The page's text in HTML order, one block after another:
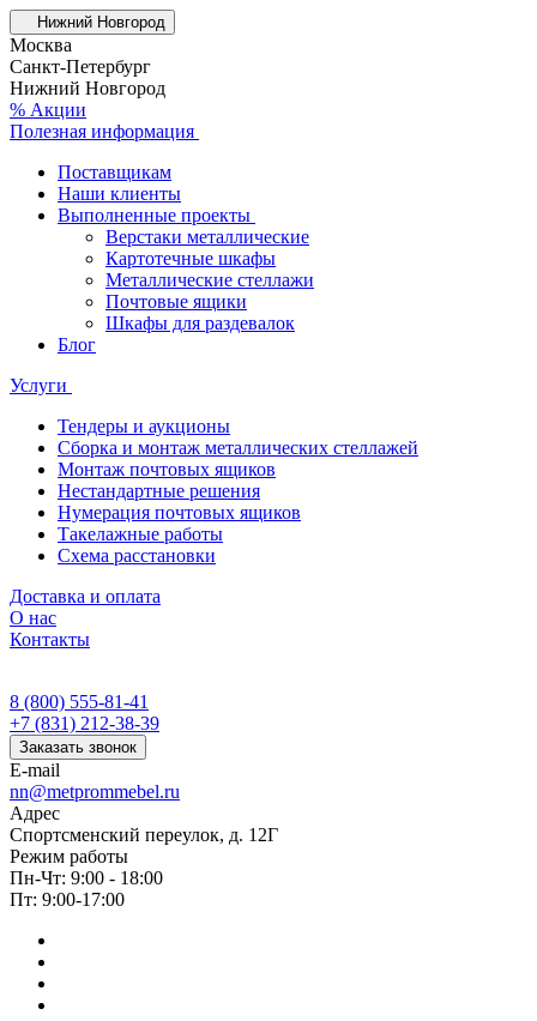
Нижний Новгород
Москва
Санкт-Петербург
Нижний Новгород
% Акции
Полезная информация
Поставщикам
Наши клиенты
Выполненные проекты
Верстаки металлические
Картотечные шкафы
Металлические стеллажи
Почтовые ящики
Шкафы для раздевалок
Блог
Услуги
Тендеры и аукционы
Сборка и монтаж металлических стеллажей
Монтаж почтовых ящиков
Нестандартные решения
Нумерация почтовых ящиков
Такелажные работы
Схема расстановки
Доставка и оплата
О нас
Контакты
8 (800) 555-81-41
+7 (831) 212-38-39
Заказать звонок
E-mail
nn@metprommebel.ru
Адрес
Спортсменский переулок, д. 12Г
Режим работы
Пн-Чт: 9:00 - 18:00
Пт: 9:00-17:00